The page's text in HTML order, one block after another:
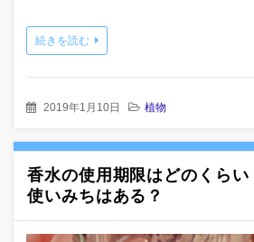
続きを読む
2019年1月10日 植物
香水の使用期限はどのくらい
使いみちはある？